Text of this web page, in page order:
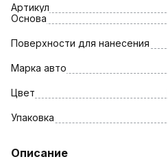
Артикул
Основа
Поверхности для нанесения
Марка авто
Цвет
Упаковка
Описание